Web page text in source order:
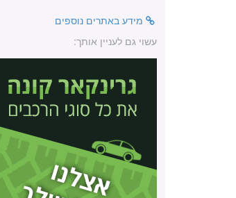
מידע באתרים נוספים
עשוי גם לעניין אותך: